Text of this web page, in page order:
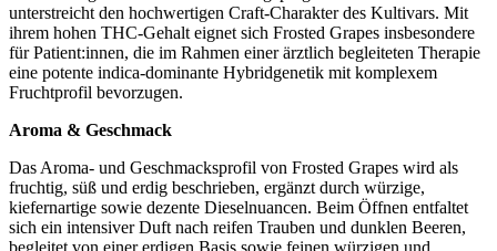
unterstreicht den hochwertigen Craft-Charakter des Kultivars. Mit
ihrem hohen THC-Gehalt eignet sich Frosted Grapes insbesondere
für Patient:innen, die im Rahmen einer ärztlich begleiteten Therapie
eine potente indica-dominante Hybridgenetik mit komplexem
Fruchtprofil bevorzugen.
Aroma & Geschmack
Das Aroma- und Geschmacksprofil von Frosted Grapes wird als
fruchtig, süß und erdig beschrieben, ergänzt durch würzige,
kiefernartige sowie dezente Dieselnuancen. Beim Öffnen entfaltet
sich ein intensiver Duft nach reifen Trauben und dunklen Beeren,
begleitet von einer erdigen Basis sowie feinen würzigen und